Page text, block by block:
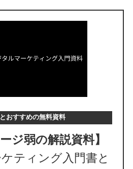
おすすめの無料資料
ジ弱の解説資料】
ティング入門書と